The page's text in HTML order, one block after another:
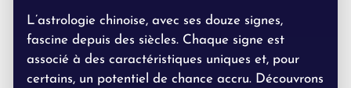
L’astrologie chinoise, avec ses douze signes,
fascine depuis des siècles. Chaque signe est
associé à des caractéristiques uniques et, pour
certains, un potentiel de chance accru. Découvrons